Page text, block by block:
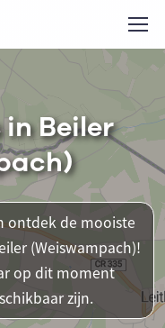
Beiler
ontdek de mooiste
(Weiswampach)!
op dit moment
zijn.